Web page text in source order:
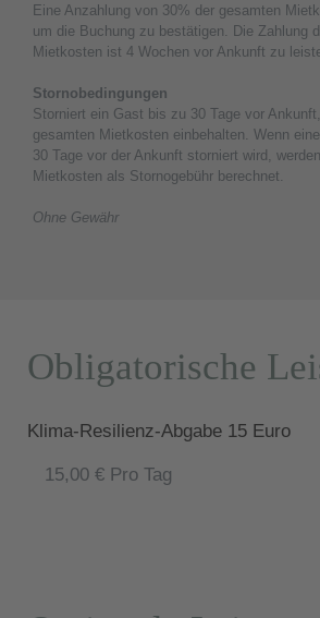
Eine Anzahlung von 30% der gesamten
um die Buchung zu bestätigen. Die Zahlung
Mietkosten ist 4 Wochen vor Ankunft zu
Stornobedingungen
Storniert ein Gast bis zu 30 Tage vor
gesamten Mietkosten einbehalten. Wenn
30 Tage vor der Ankunft storniert wird,
Mietkosten als Stornogebühr berechnet.
Ohne Gewähr
Obligatorische
Klima-Resilienz-Abgabe 15 Euro
15,00 € Pro Tag